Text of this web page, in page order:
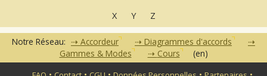
X
Y Z
Notre Réseau: Accordeur
Diagrammes d'accords
Gammes & Modes
Cours (en)